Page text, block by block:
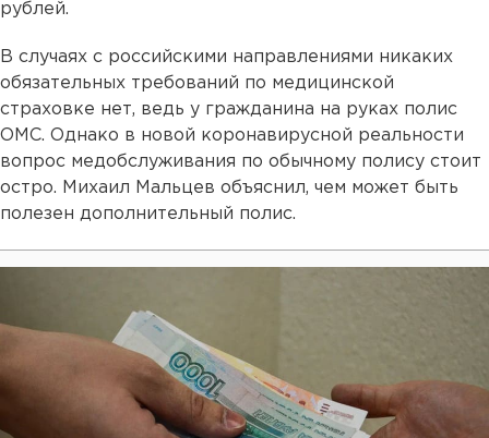
рублей.
В случаях с российскими направлениями никаких
обязательных требований по медицинской
страховке нет, ведь у гражданина на руках полис
ОМС. Однако в новой коронавирусной реальности
вопрос медобслуживания по обычному полису стоит
остро. Михаил Мальцев объяснил, чем может быть
полезен дополнительный полис.